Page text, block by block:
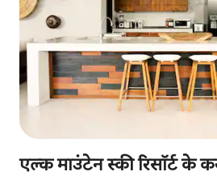
एल्क माउंटेन स्की रिसॉर्ट के